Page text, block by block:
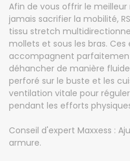
Afin de vous offrir le
jamais sacrifier la mobilité,
tissu stretch
mollets et sous les bras.
accompagnent
déhancher de manière
perforé sur le buste et les
ventilation vitale pour
pendant les efforts
Conseil d'expert Maxxess :
armure.